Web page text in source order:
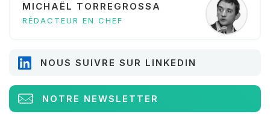
MICHAËL TORREGROSSA
RÉDACTEUR EN CHEF
NOUS SUIVRE SUR LINKEDIN
NOTRE NEWSLETTER